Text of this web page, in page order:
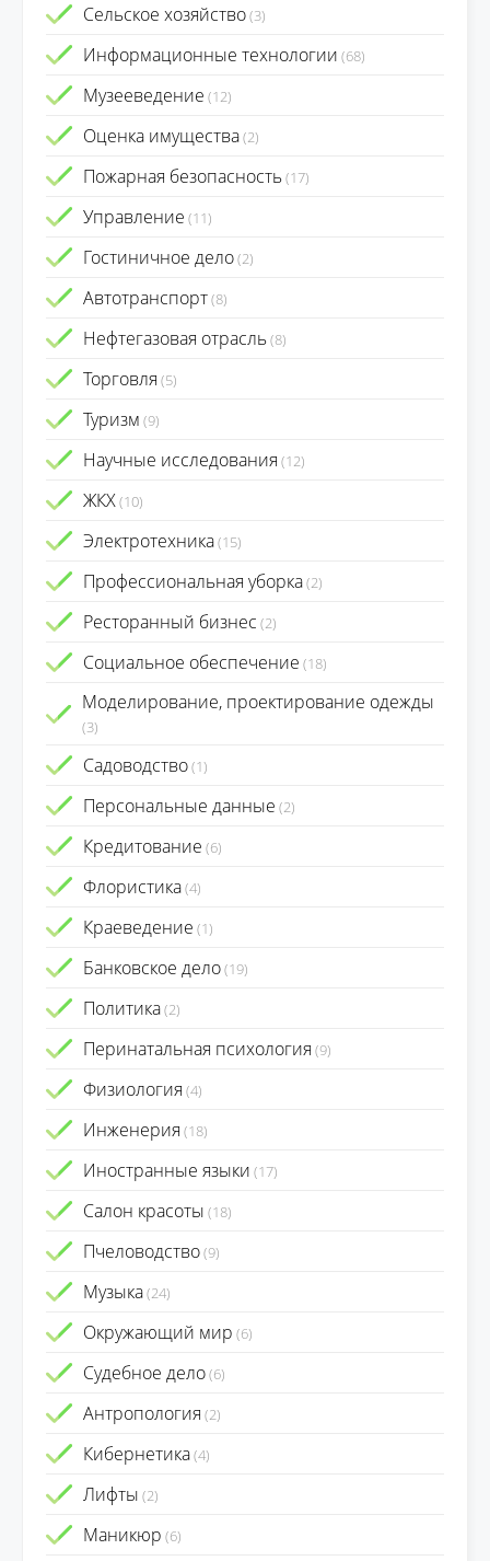
Сельское хозяйство(3)
Информационные технологии (68)
Музееведение (12)
Оценка имущества(2)
Пожарная безопасность(17)
Управление (11)
Гостиничное дело(2)
Автотранспорт(8)
Нефтегазовая отрасль(8)
Торговля (5)
Туризм (9)
Научные исследования (12)
ЖКХ(10)
Электротехника(15)
Профессиональная уборка(2)
Ресторанный бизнес (2)
Социальное обеспечение (18)
Моделирование, проектирование одежды
(3)
Садоводство(1)
Персональные данные (2)
Кредитование (6)
Флористика(4)
Краеведение (1)
Банковское дело(19)
Политика(2)
Перинатальная психология (9)
Физиология (4)
Инженерия (18)
Иностранные языки (17)
Салон красоты (18)
Пчеловодство(9)
Музыка(24)
Окружающий мир (6)
Судебное дело(6)
Антропология (2)
Кибернетика(4)
Лифты (2)
Маникюр (6)